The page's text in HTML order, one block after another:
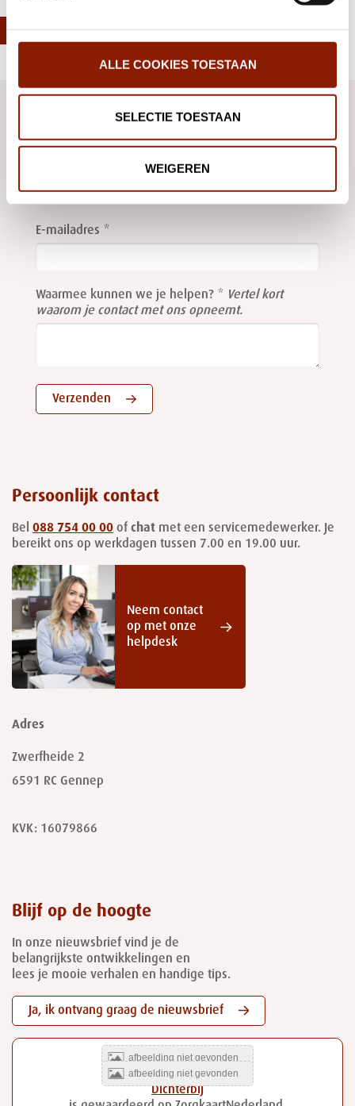
ALLE COOKIES TOESTAAN
SELECTIE TOESTAAN
WEIGEREN
We helpen je graag
Stuur ons eene-mail of gebruik onderstaand formulier, dan
nemen we contact met je op.
this
field
E-mailadres
Waarmee kunnen we je helpen?
Vertel kort
waarom je contact met ons opneemt.
Verzenden
Persoonlijk contact
Bel 088 754 00 00 of chat met een servicemedewerker. Je
bereikt ons op werkdagen tussen 7.00 en 19.00 uur.
Neem contact
op met onze
helpdesk
Adres
Zwerfheide 2
6591 RC Gennep
KVK: 16079866
Blijf op de hoogte
In onze nieuwsbrief vind je de
belangrijkste ontwikkelingen en
lees je mooie verhalen en handige tips.
Ja, ik ontvang graag de nieuwsbrief
Dichterbij